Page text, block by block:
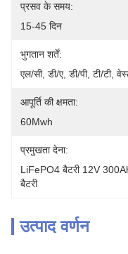
प्रसव के समय:
15-45 दिन
भुगतान शर्तें:
एल/सी, डी/ए, डी/पी, टी/टी,
आपूर्ति की क्षमता:
60Mwh
प्रमुखता देना:
LiFePO4 बैटरी 12V
बैटरी
उत्पाद वर्णन